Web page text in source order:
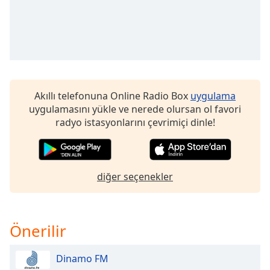
Text
Edge
Akıllı telefonuna Online Radio Box uygulama
uygulamasını yükle ve nerede olursan ol favori
radyo istasyonlarını çevrimiçi dinle!
diğer seçenekler
Önerilir
Dinamo FM